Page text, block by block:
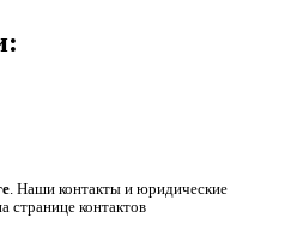
. Наши контакты и юридические
странице контактов